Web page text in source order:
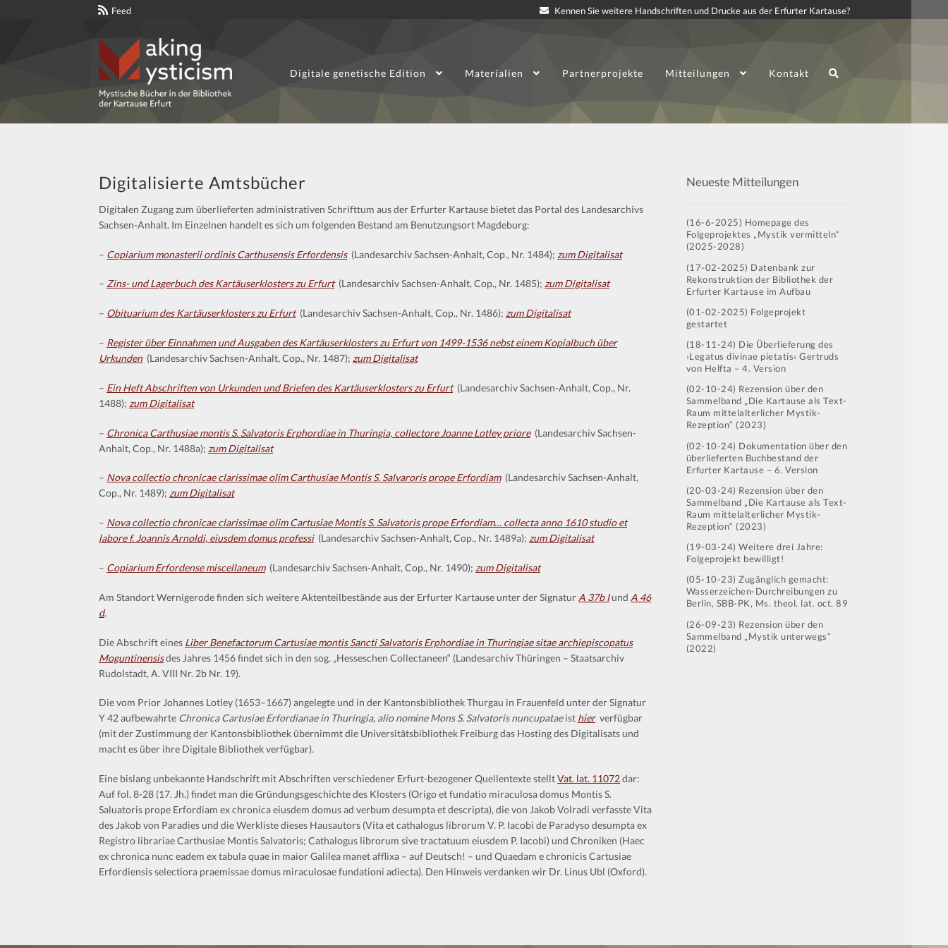
Feed Kennen Sie weitere Handschriften und Drucke aus der Erfurter Kartause?
Zur
Navigation
springen
Zum
Inhalt
springen
Digitale genetische Edition Materialien Partnerprojekte Mitteilungen Kontakt
Digitalisierte Amtsbücher
Digitalen Zugang zum überlieferten administrativen Schrifttum aus der Erfurter Kartause bietet das Portal des Landesarchivs
Sachsen-Anhalt. Im Einzelnen handelt es sich um folgenden Bestand am Benutzungsort Magdeburg:
– Copiarium monasterii ordinis Carthusensis Erfordensis(Landesarchiv Sachsen-Anhalt, Cop., Nr. 1484); zum Digitalisat
– Zins- und Lagerbuch des Kartäuserklosters zu Erfurt(Landesarchiv Sachsen-Anhalt, Cop., Nr. 1485); zum Digitalisat
– Obituarium des Kartäuserklosters zu Erfurt(Landesarchiv Sachsen-Anhalt, Cop., Nr. 1486); zum Digitalisat
– Register über Einnahmen und Ausgaben des Kartäuserklosters zu Erfurt von 1499-1536 nebst einem Kopialbuch über
Urkunden(Landesarchiv Sachsen-Anhalt, Cop., Nr. 1487); zum Digitalisat
– Ein Heft Abschriften von Urkunden und Briefen des Kartäuserklosters zu Erfurt(Landesarchiv Sachsen-Anhalt, Cop., Nr.
1488); zum Digitalisat
– Chronica Carthusiae montis S. Salvatoris Erphordiae in Thuringia, collectore Joanne Lotley priore(Landesarchiv Sachsen-
Anhalt, Cop., Nr. 1488a); zum Digitalisat
– Nova collectio chronicae clarissimae olim Carthusiae Montis S. Salvaroris prope Erfordiam(Landesarchiv Sachsen-Anhalt,
Cop., Nr. 1489);zum Digitalisat
– Nova collectio chronicae clarissimae olim Cartusiae Montis S. Salvatoris prope Erfordiam… collecta anno 1610 studio et
labore f. Joannis Arnoldi, eiusdem domus professi(Landesarchiv Sachsen-Anhalt, Cop., Nr. 1489a); zum Digitalisat
– Copiarium Erfordense miscellaneum(Landesarchiv Sachsen-Anhalt, Cop., Nr. 1490); zum Digitalisat
Am Standort Wernigerode finden sich weitere Aktenteilbestände aus der Erfurter Kartause unter der Signatur A 37b Iund A 46
d.
Die Abschrift eines Liber Benefactorum Cartusiae montis Sancti Salvatoris Erphordiae in Thuringiae sitae archiepiscopatus
Moguntinensisdes Jahres 1456 findet sich in den sog. „Hesseschen Collectaneen“ (Landesarchiv Thüringen – Staatsarchiv
Rudolstadt, A. VIII Nr. 2b Nr. 19).
Die vom Prior Johannes Lotley (1653–1667) angelegte und in der Kantonsbibliothek Thurgau in Frauenfeld unter der Signatur
Y 42 aufbewahrte Chronica Cartusiae Erfordianae in Thuringia, alio nomine Mons S. Salvatoris nuncupataeist hierverfügbar
(mit der Zustimmung der Kantonsbibliothek übernimmt die Universitätsbibliothek Freiburg das Hosting des Digitalisats und
macht es über ihre Digitale Bibliothek verfügbar).
Eine bislang unbekannte Handschrift mit Abschriften verschiedener Erfurt-bezogener Quellentexte stelltVat. lat. 11072dar:
Auf fol. 8-28 (17. Jh.) findet man die Gründungsgeschichte des Klosters (Origo et fundatio miraculosa domus Montis S.
Saluatoris prope Erfordiam ex chronica eiusdem domus ad verbum desumpta et descripta), die von Jakob Volradi verfasste Vita
des Jakob von Paradies und die Werkliste dieses Hausautors (Vita et cathalogus librorum V. P. Iacobi de Paradyso desumpta ex
Registro librariae Carthusiae Montis Salvatoris; Cathalogus librorum sive tractatuum eiusdem P. Iacobi) und Chroniken (Haec
ex chronica nunc eadem ex tabula quae in maior Galilea manet afflixa – auf Deutsch! – und Quaedam e chronicis Cartusiae
Erfordiensis selectiora praemissae domus miraculosae fundationi adiecta). Den Hinweis verdanken wir Dr. Linus Ubl (Oxford).
Neueste Mitteilungen
(16-6-2025) Homepage des
Folgeprojektes „Mystik vermitteln“
(2025-2028)
(17-02-2025) Datenbank zur
Rekonstruktion der Bibliothek der
Erfurter Kartause im Aufbau
(01-02-2025) Folgeprojekt
gestartet
(18-11-24) Die Überlieferung des
›Legatus divinae pietatis‹ Gertruds
von Helfta – 4. Version
(02-10-24) Rezension über den
Sammelband „Die Kartause als Text-
Raum mittelalterlicher Mystik-
Rezeption“ (2023)
(02-10-24) Dokumentation über den
überlieferten Buchbestand der
Erfurter Kartause – 6. Version
(20-03-24) Rezension über den
Sammelband „Die Kartause als Text-
Raum mittelalterlicher Mystik-
Rezeption“ (2023)
(19-03-24) Weitere drei Jahre:
Folgeprojekt bewilligt!
(05-10-23) Zugänglich gemacht:
Wasserzeichen-Durchreibungen zu
Berlin, SBB-PK, Ms. theol. lat. oct. 89
(26-09-23) Rezension über den
Sammelband „Mystik unterwegs“
(2022)